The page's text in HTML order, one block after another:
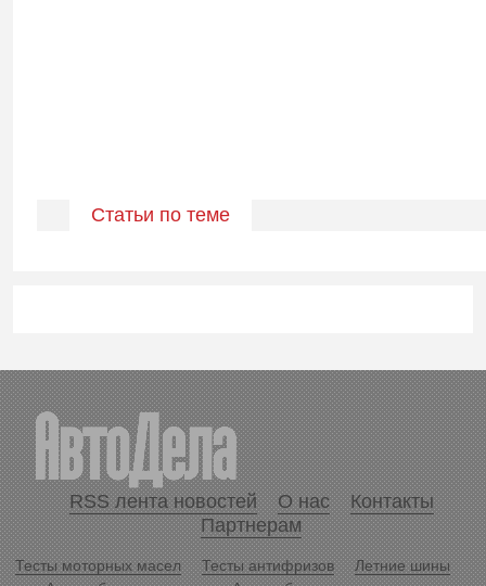
Статьи по теме
RSS лента новостей О нас
Контакты
Партнерам
Тесты моторных масел Тесты антифризов
Летние шины